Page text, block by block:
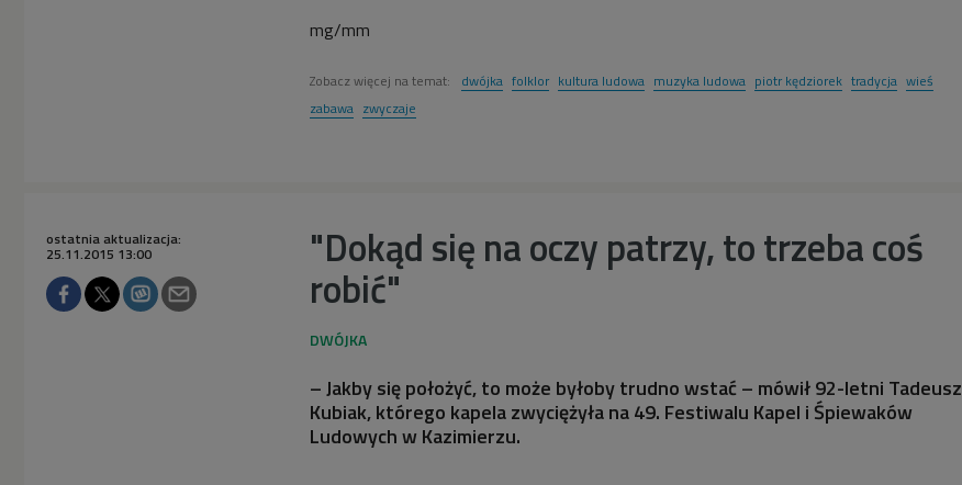
mg/mm
Zobacz więcej na temat: dwójka folklor kultura ludowa muzyka ludowa piotr kędziorek tradycja wieś
zabawa zwyczaje
"Dokąd się na oczy patrzy, to trzeba coś
robić"
ostatnia aktualizacja:
25.11.2015 13:00
– Jakby się położyć, to może byłoby trudno wstać – mówił 92-letni Tadeusz
Kubiak, którego kapela zwyciężyła na 49. Festiwalu Kapel i Śpiewaków
Ludowych w Kazimierzu.